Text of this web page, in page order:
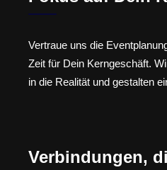
Vertraue uns die
Zeit für Dein Kerngeschäft.
in die Realität und gestalten
Verbindungen,